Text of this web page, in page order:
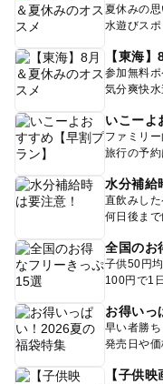
夏休みの
水遊びス
【東海
参加無料
気分爽快水
いこーよ
ファミリ
旅行の予
水分補給
直飲みした
何日後ま
全国のお
子供50円
100円で1
お得いっ
早い者勝
発売日や
【子供